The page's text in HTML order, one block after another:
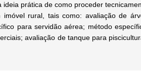
prática de como proceder
rural, tais como: avaliação de
para servidão aérea; método
avaliação de tanque para